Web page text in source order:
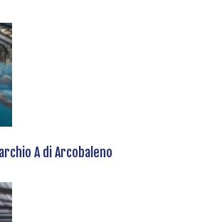
A di Arcobaleno